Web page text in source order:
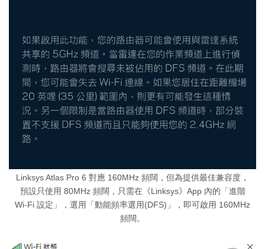
Linksys Atlas Pro 6 對應 160MHz 頻闊，但為提供最佳兼容度，
預設只使用 80MHz 頻闊，只需在《Linksys》App 內的「進階
Wi-Fi 設定」，選用「動能頻率選用(DFS)」，即可啟用 160MHz
頻闊。